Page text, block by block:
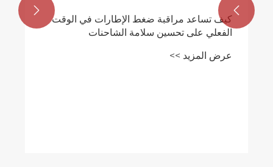
كيف تساعد مراقبة ضغط الإطارات في الوقت
الفعلي على تحسين سلامة الشاحنات
عرض المزيد >>

